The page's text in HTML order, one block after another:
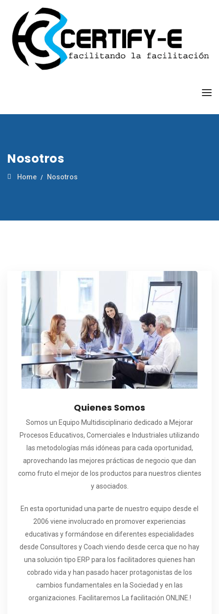
Nosotros
Home Nosotros
Quienes Somos
Somos un Equipo Multidisciplinario dedicado a Mejorar
Procesos Educativos, Comerciales e Industriales utilizando
las metodologías más idóneas para cada oportunidad,
aprovechando las mejores prácticas de negocio que dan
como fruto el mejor de los productos para nuestros clientes
y asociados.
En esta oportunidad una parte de nuestro equipo desde el
2006 viene involucrado en promover experiencias
educativas y formándose en diferentes especialidades
desde Consultores y Coach viendo desde cerca que no hay
una solución tipo ERP para los facilitadores quienes han
cobrado vida y han pasado hacer protagonistas de los
cambios fundamentales en la Sociedad y en las
organizaciones. Facilitaremos La facilitación ONLINE.!